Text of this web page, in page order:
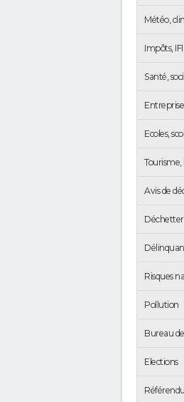
Météo,
Impôts, IFI
Santé,
Ecoles,
Tourisme,
Avis de
Risques
Pollution
Bureau
Elections